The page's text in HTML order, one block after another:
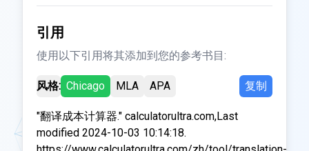
引用
使用以下引用将其添加到您的参考书目:
风格: Chicago MLA APA 复制
"翻译成本计算器." calculatorultra.com,Last
modified 2024-10-03 10:14:18.